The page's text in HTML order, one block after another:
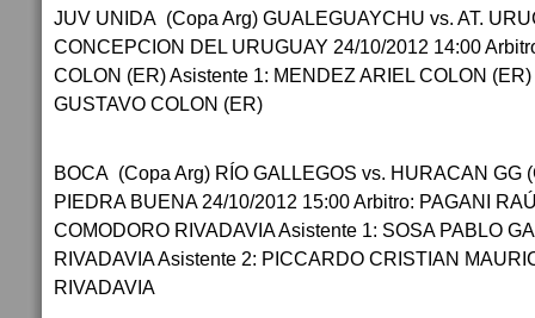
JUV UNIDA (Copa Arg) GUALEGUAYCHU vs. AT.
CONCEPCION DEL URUGUAY 24/10/2012 14:00
COLON (ER) Asistente 1: MENDEZ ARIEL COLON
GUSTAVO COLON (ER)
BOCA (Copa Arg) RÍO GALLEGOS vs. HURACAN GG
PIEDRA BUENA 24/10/2012 15:00 Arbitro: PAGANI
COMODORO RIVADAVIA Asistente 1: SOSA PABLO
RIVADAVIA Asistente 2: PICCARDO CRISTIAN
RIVADAVIA